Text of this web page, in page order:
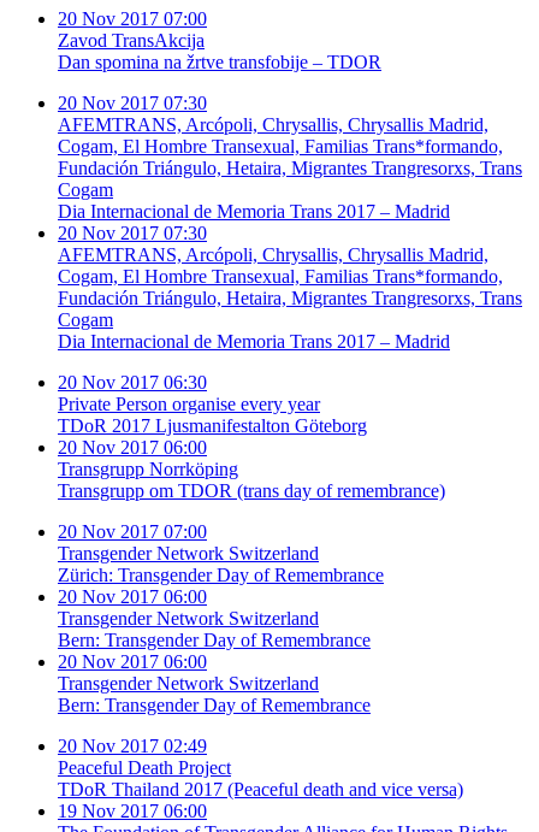
20 Nov 2017 07:00
Zavod TransAkcija
Dan spomina na žrtve transfobije – TDOR
20 Nov 2017 07:30
AFEMTRANS, Arcópoli, Chrysallis, Chrysallis Madrid,
Cogam, El Hombre Transexual, Familias Trans*formando,
Fundación Triángulo, Hetaira, Migrantes Trangresorxs, Trans
Cogam
Dia Internacional de Memoria Trans 2017 – Madrid
20 Nov 2017 07:30
AFEMTRANS, Arcópoli, Chrysallis, Chrysallis Madrid,
Cogam, El Hombre Transexual, Familias Trans*formando,
Fundación Triángulo, Hetaira, Migrantes Trangresorxs, Trans
Cogam
Dia Internacional de Memoria Trans 2017 – Madrid
20 Nov 2017 06:30
Private Person organise every year
TDoR 2017 Ljusmanifestalton Göteborg
20 Nov 2017 06:00
Transgrupp Norrköping
Transgrupp om TDOR (trans day of remembrance)
20 Nov 2017 07:00
Transgender Network Switzerland
Zürich: Transgender Day of Remembrance
20 Nov 2017 06:00
Transgender Network Switzerland
Bern: Transgender Day of Remembrance
20 Nov 2017 06:00
Transgender Network Switzerland
Bern: Transgender Day of Remembrance
20 Nov 2017 02:49
Peaceful Death Project
TDoR Thailand 2017 (Peaceful death and vice versa)
19 Nov 2017 06:00